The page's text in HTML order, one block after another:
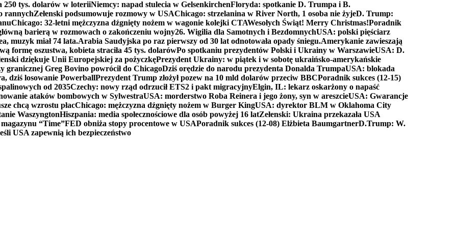
250 tys. dolarów w loteriiNiemcy: napad stulecia w GelsenkirchenFloryda: spotkanie D. Trumpa i B.
rannychZełenski podsumowuje rozmowy w USAChicago: strzelanina w River North, 1 osoba nie żyjeD. Trump:
Chicago: 32-letni mężczyzna dźgnięty nożem w wagonie kolejki CTAWesołych Świąt! Merry Christmas!Poradnik
barierą w rozmowach o zakończeniu wojny26. Wigilia dla Samotnych i BezdomnychUSA: polski pięściarz
muzyk miał 74 lata.Arabia Saudyjska po raz pierwszy od 30 lat odnotowała opady śniegu.Amerykanie zawieszają
formę oszustwa, kobieta straciła 45 tys. dolarówPo spotkaniu prezydentów Polski i Ukrainy w WarszawieUSA: D.
dziękuje Unii Europejskiej za pożyczkęPrezydent Ukrainy: w piątek i w sobotę ukraińsko-amerykańskie
granicznej Greg Bovino powrócił do ChicagoDziś orędzie do narodu prezydenta Donalda TrumpaUSA: blokada
dziś losowanie PowerballPrezydent Trump złożył pozew na 10 mld dolarów przeciw BBCPoradnik sukces (12-15)
od 2035Czechy: nowy rząd odrzucił ETS2 i pakt migracyjnyElgin, IL: lekarz oskarżony o napaść
ataków bombowych w SylwestraUSA: morderstwo Roba Reinera i jego żony, syn w areszcieUSA: Gwarancje
chcą wzrostu płacChicago: mężczyzna dźgnięty nożem w Burger KingUSA: dyrektor BLM w Oklahoma City
WaszyngtonHiszpania: media społecznościowe dla osób powyżej 16 latZełenski: Ukraina przekazała USA
“Time”FED obniża stopy procentowe w USAPoradnik sukces (12-08) Elżbieta BaumgartnerD.Trump: W.
USA zapewnią ich bezpieczeństwo